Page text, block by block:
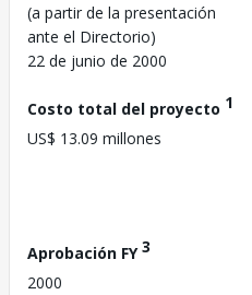
(a partir de la presentación
ante el Directorio)
22 de junio de 2000
Costo total del proyecto 1
US$ 13.09 millones
Aprobación FY3
2000